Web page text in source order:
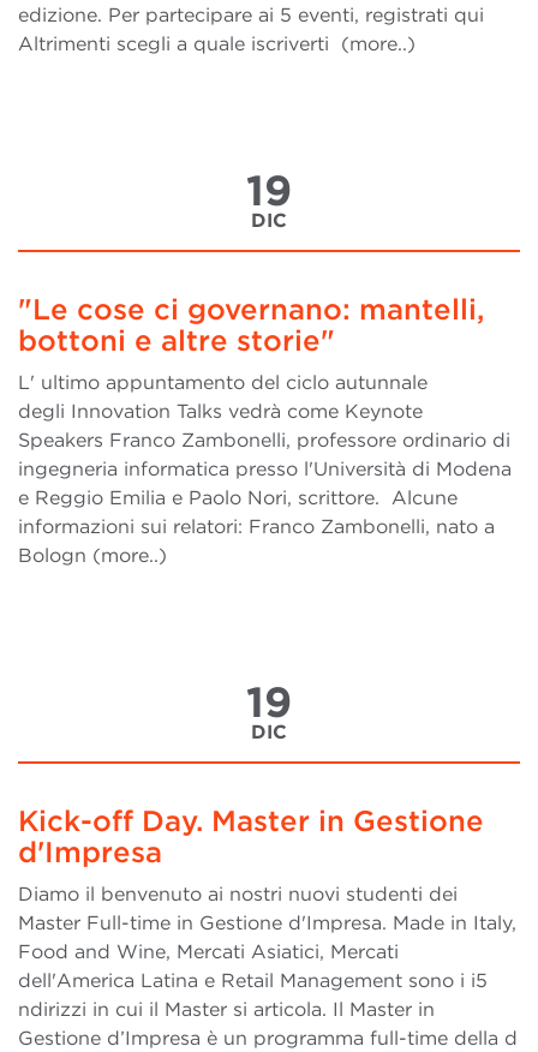
edizione. Per partecipare ai 5 eventi, registrati qui
Altrimenti scegli a quale iscriverti (more..)
19
DIC
"Le cose ci governano: mantelli,
bottoni e altre storie"
L' ultimo appuntamento del ciclo autunnale
degli Innovation Talks vedrà come Keynote
Speakers Franco Zambonelli, professore ordinario di
ingegneria informatica presso l'Università di Modena
e Reggio Emilia e Paolo Nori, scrittore. Alcune
informazioni sui relatori: Franco Zambonelli, nato a
Bologn (more..)
19
DIC
Kick-off Day. Master in Gestione
d'Impresa
Diamo il benvenuto ai nostri nuovi studenti dei
Master Full-time in Gestione d'Impresa. Made in Italy,
Food and Wine, Mercati Asiatici, Mercati
dell'America Latina e Retail Management sono i i5
ndirizzi in cui il Master si articola. Il Master in
Gestione d’Impresa è un programma full-time della d